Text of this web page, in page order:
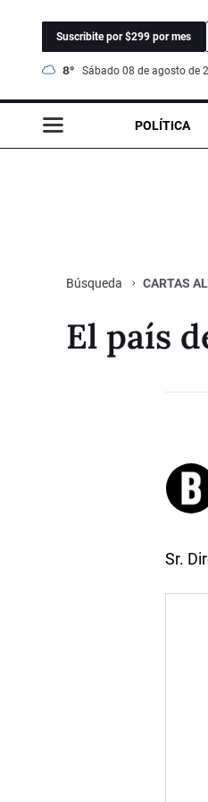
Suscribite por $299 por mes
8° sábado 08 de agosto de
POLÍTICA
Búsqueda CARTAS
El país
Sr.